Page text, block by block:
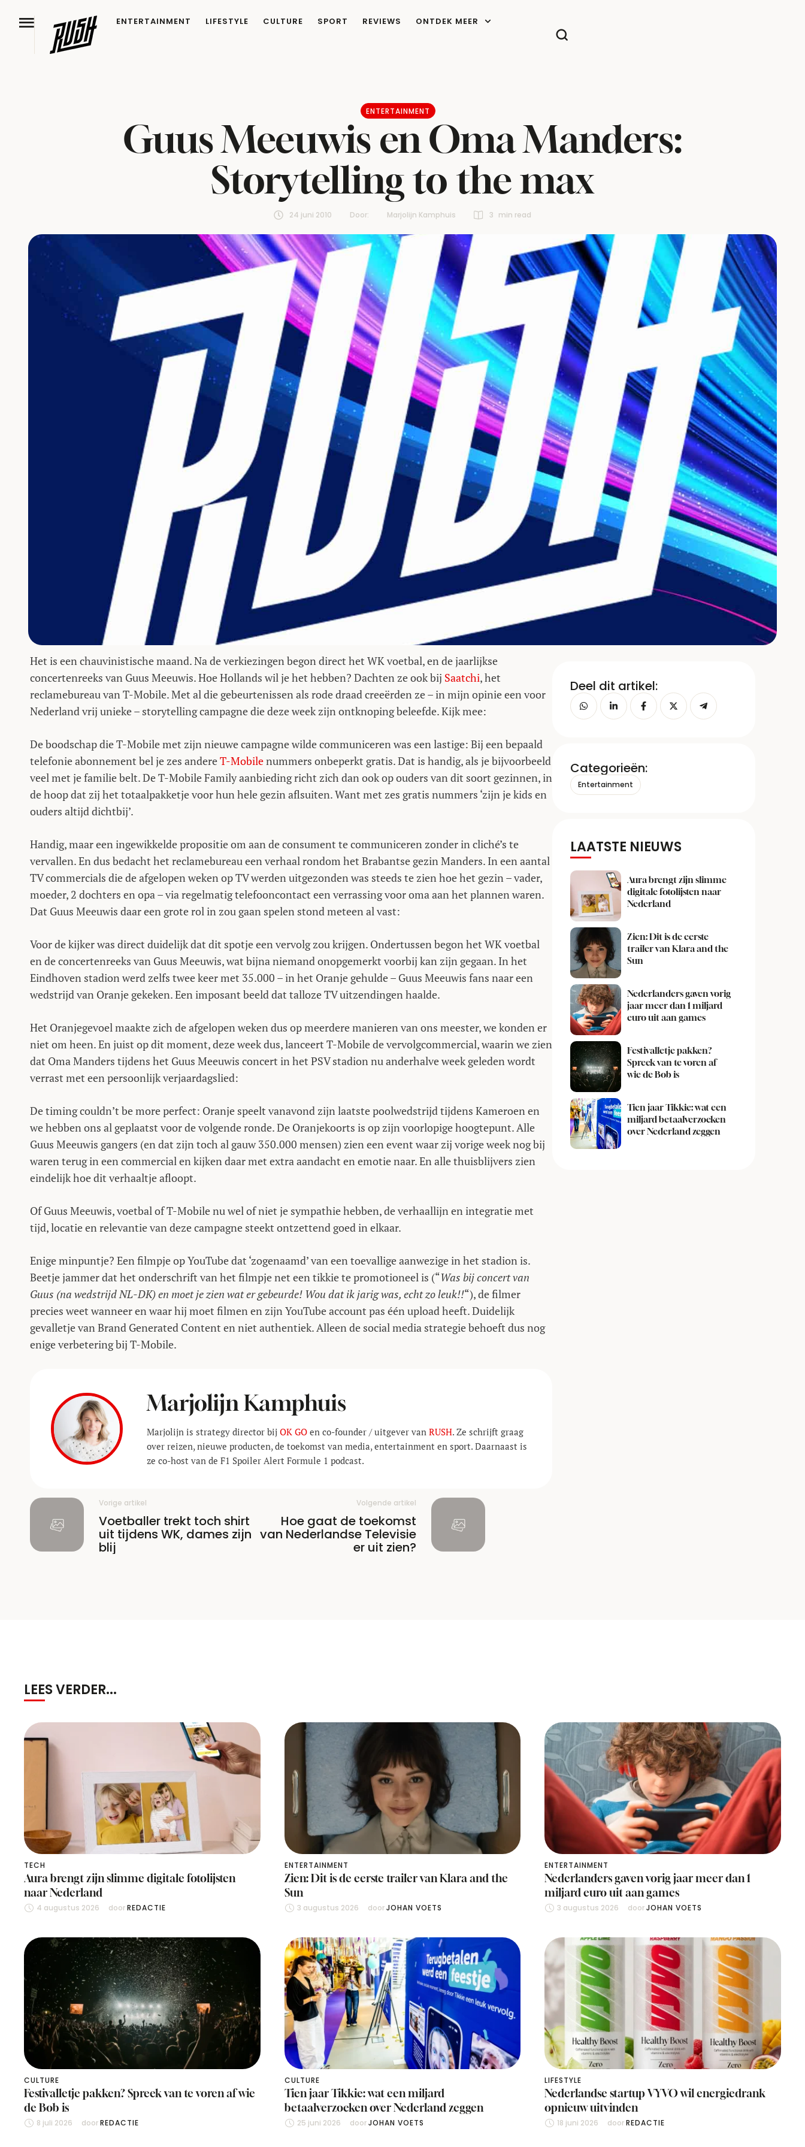
ENTERTAINMENT LIFESTYLE CULTURE SPORT REVIEWS ONTDEK MEER
ENTERTAINMENT
Guus Meeuwis en Oma Manders:
Storytelling to the max
24 juni 2010 Door: Marjolijn Kamphuis 3 min read
Het is een chauvinistische maand. Na de verkiezingen begon direct het WK voetbal, en de jaarlijkse
concertenreeks van Guus Meeuwis. Hoe Hollands wil je het hebben? Dachten ze ook bij Saatchi, het
reclamebureau van T-Mobile. Met al die gebeurtenissen als rode draad creeërden ze – in mijn opinie een voor
Nederland vrij unieke – storytelling campagne die deze week zijn ontknoping beleefde. Kijk mee:
De boodschap die T-Mobile met zijn nieuwe campagne wilde communiceren was een lastige: Bij een bepaald
telefonie abonnement bel je zes andereT-Mobilenummers onbeperkt gratis. Dat is handig, als je bijvoorbeeld
veel met je familie belt. De T-Mobile Family aanbieding richt zich dan ook op ouders van dit soort gezinnen, in
de hoop dat zij het totaalpakketje voor hun hele gezin aflsuiten. Want met zes gratis nummers ‘zijn je kids en
ouders altijd dichtbij’.
Handig, maar een ingewikkelde propositie om aan de consument te communiceren zonder in cliché’s te
vervallen. En dus bedacht het reclamebureau een verhaal rondom het Brabantse gezin Manders. In een aantal
TV commercials die de afgelopen weken op TV werden uitgezonden was steeds te zien hoe het gezin – vader,
moeder, 2 dochters en opa – via regelmatig telefooncontact een verrassing voor oma aan het plannen waren.
Dat Guus Meeuwis daar een grote rol in zou gaan spelen stond meteen al vast:
Voor de kijker was direct duidelijk dat dit spotje een vervolg zou krijgen. Ondertussen begon het WK voetbal
en de concertenreeks van Guus Meeuwis, wat bijna niemand onopgemerkt voorbij kan zijn gegaan. In het
Eindhoven stadion werd zelfs twee keer met 35.000 – in het Oranje gehulde – Guus Meeuwis fans naar een
wedstrijd van Oranje gekeken. Een imposant beeld dat talloze TV uitzendingen haalde.
Het Oranjegevoel maakte zich de afgelopen weken dus op meerdere manieren van ons meester, we konden er
niet om heen. En juist op dit moment, deze week dus, lanceert T-Mobile de vervolgcommercial, waarin we zien
dat Oma Manders tijdens het Guus Meeuwis concert in het PSV stadion nu anderhalve week geleden wordt
verrast met een persoonlijk verjaardagslied:
De timing couldn’t be more perfect: Oranje speelt vanavond zijn laatste poolwedstrijd tijdens Kameroen en
we hebben ons al geplaatst voor de volgende ronde. De Oranjekoorts is op zijn voorlopige hoogtepunt. Alle
Guus Meeuwis gangers (en dat zijn toch al gauw 350.000 mensen) zien een event waar zij vorige week nog bij
waren terug in een commercial en kijken daar met extra aandacht en emotie naar. En alle thuisblijvers zien
eindelijk hoe dit verhaaltje afloopt.
Of Guus Meeuwis, voetbal of T-Mobile nu wel of niet je sympathie hebben, de verhaallijn en integratie met
tijd, locatie en relevantie van deze campagne steekt ontzettend goed in elkaar.
Enige minpuntje? Een filmpje op YouTube dat ‘zogenaamd’ van een toevallige aanwezige in het stadion is.
Beetje jammer dat het onderschrift van het filmpje net een tikkie te promotioneel is (“Was bij concert van
Guus (na wedstrijd NL-DK) en moet je zien wat er gebeurde! Wou dat ik jarig was, echt zo leuk!!“), de filmer
precies weet wanneer en waar hij moet filmen en zijn YouTube account pas één upload heeft. Duidelijk
gevalletje van Brand Generated Content en niet authentiek. Alleen de social media strategie behoeft dus nog
enige verbetering bij T-Mobile.
Marjolijn Kamphuis
Marjolijn is strategy director bijOK GO en co-founder / uitgever vanRUSH. Ze schrijft graag
over reizen, nieuwe producten, de toekomst van media, entertainment en sport. Daarnaast is
ze co-host van de F1 Spoiler Alert Formule 1 podcast.
Vorige artikel
Voetballer trekt toch shirt
uit tijdens WK, dames zijn
blij
Volgende artikel
Hoe gaat de toekomst
van Nederlandse Televisie
er uit zien?
Deel dit artikel:
Categorieën:
Entertainment
LAATSTE NIEUWS
Aura brengt zijn slimme
digitale fotolijsten naar
Nederland
Zien: Dit is de eerste
trailer van Klara and the
Sun
Nederlanders gaven vorig
jaar meer dan 1 miljard
euro uit aan games
Festivalletje pakken?
Spreek van te voren af
wie de Bob is
Tien jaar Tikkie: wat een
miljard betaalverzoeken
over Nederland zeggen
LEES VERDER...
TECH
Aura brengt zijn slimme digitale fotolijsten
naar Nederland
4 augustus 2026 door REDACTIE
ENTERTAINMENT
Zien: Dit is de eerste trailer van Klara and the
Sun
3 augustus 2026 door JOHAN VOETS
ENTERTAINMENT
Nederlanders gaven vorig jaar meer dan 1
miljard euro uit aan games
3 augustus 2026 door JOHAN VOETS
CULTURE
Festivalletje pakken? Spreek van te voren af wie
de Bob is
8 juli 2026 door REDACTIE
CULTURE
Tien jaar Tikkie: wat een miljard
betaalverzoeken over Nederland zeggen
25 juni 2026 door JOHAN VOETS
LIFESTYLE
Nederlandse startup VYVO wil energiedrank
opnieuw uitvinden
18 juni 2026 door REDACTIE